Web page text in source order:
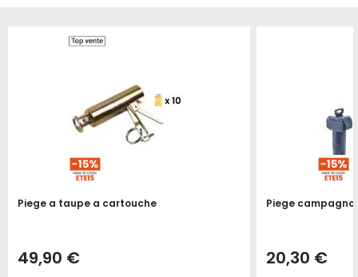
Piege a taupe a cartouche
49,90 €
Piege
20,30 €